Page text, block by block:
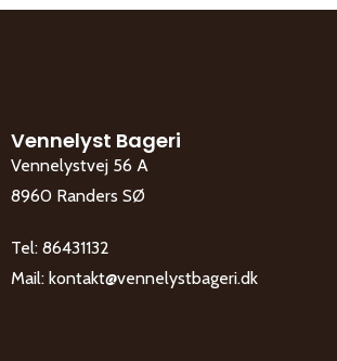
Vennelyst Bageri
Vennelystvej 56 A
8960 Randers SØ
Tel: 86431132
Mail: kontakt@vennelystbageri.dk